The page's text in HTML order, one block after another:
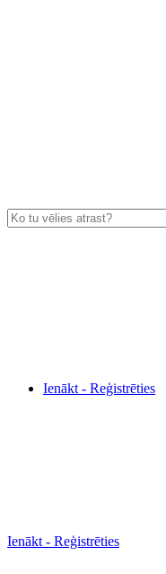
Ienākt - Reģistrēties
Ienākt - Reģistrēties